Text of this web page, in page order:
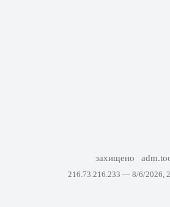
захищено
216.73.216.233 — 8/6/2026,